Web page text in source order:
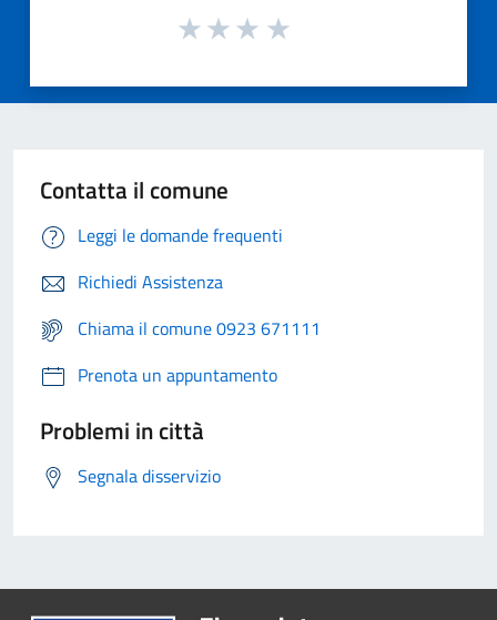
Contatta il comune
Leggi le domande frequenti
Richiedi Assistenza
Chiama il comune 0923 671111
Prenota un appuntamento
Problemi in città
Segnala disservizio